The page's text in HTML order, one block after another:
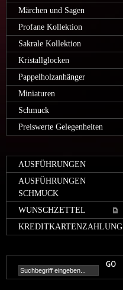
Märchen und Sagen
Profane Kollektion
Sakrale Kollektion
Kristallglocken
Pappelholzanhänger
Miniaturen
Schmuck
Preiswerte Gelegenheiten
AUSFÜHRUNGEN
AUSFÜHRUNGEN
SCHMUCK
WUNSCHZETTEL
KREDITKARTENZAHLUNG